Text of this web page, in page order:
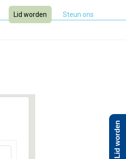
Lid worden Steun ons
Lid worden